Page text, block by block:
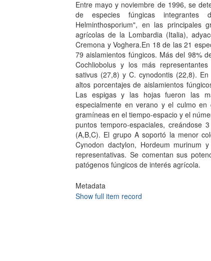
Entre mayo y noviembre de 1996, se
de especies fúngicas
Helminthosporium", en las principales
agrícolas de la Lombardia (Italia),
Cremona y Voghera.En 18 de las 21
79 aislamientos fúngicos. Más del 98%
Cochliobolus y los más
sativus (27,8) y C. cynodontis (22,8).
altos porcentajes de aislamientos
Las espigas y las hojas fueron las
especialmente en verano y el culmo
gramíneas en el tiempo-espacio y el
puntos temporo-espaciales, creándose
(A,B,C). El grupo A soportó la menor
Cynodon dactylon, Hordeum murinum
representativas. Se comentan sus
patógenos fúngicos de interés agrícola.
Metadata
Show full item record